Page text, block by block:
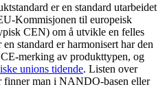
er en standard utarbeidet
Kommisjonen til europeisk
CEN) om å utvikle en felles
standard er harmonisert har den
merking av produkttypen, og
unions tidende. Listen over
finner man i NANDO-basen eller